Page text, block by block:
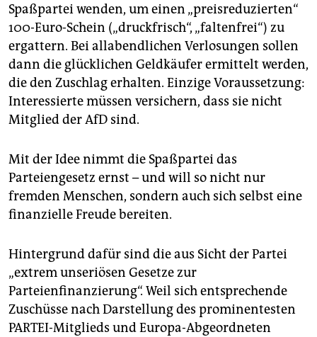
Spaßpartei wenden, um einen „preisreduzierten“
100-Euro-Schein („druckfrisch“, „faltenfrei“) zu
ergattern. Bei allabendlichen Verlosungen sollen
dann die glücklichen Geldkäufer ermittelt werden,
die den Zuschlag erhalten. Einzige Voraussetzung:
Interessierte müssen versichern, dass sie nicht
Mitglied der AfD sind.
Mit der Idee nimmt die Spaßpartei das
Parteiengesetz ernst – und will so nicht nur
fremden Menschen, sondern auch sich selbst eine
finanzielle Freude bereiten.
Hintergrund dafür sind die aus Sicht der Partei
„extrem unseriösen Gesetze zur
Parteienfinanzierung“. Weil sich entsprechende
Zuschüsse nach Darstellung des prominentesten
PARTEI-Mitglieds und Europa-Abgeordneten